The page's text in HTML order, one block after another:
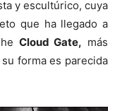
y escultúrico, cuya
que ha llegado a
Cloud Gate, más
forma es parecida